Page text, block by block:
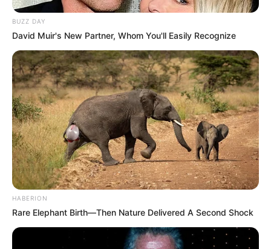
LIHAT ARTIKEL LAINNYA
BUZZ DAY
David Muir's New Partner, Whom You'll Easily Recognize
HABERION
Rare Elephant Birth—Then Nature Delivered A Second Shock